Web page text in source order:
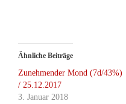
Ähnliche Beiträge
Zunehmender Mond (7d/43%)
/ 25.12.2017
3. Januar 2018